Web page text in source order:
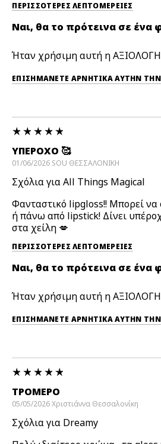
ΠΕΡΙΣΣΌΤΕΡΕΣ ΛΕΠΤΟΜΈΡΕΙΕΣ
Ναι, θα το πρότεινα σε ένα
Ήταν χρήσιμη αυτή η
ΕΠΙΣΗΜΆΝΕΤΕ
ΥΠΈΡΟΧΟ 🥰
01/06/2026 SOU ΘΕΣΣΑΛΟΝΙΚΗ
Σχόλια για All Things Magical
Φανταστικό lipgloss!! Μπορεί να
ή πάνω από lipstick! Δίνει
στα χείλη 💋
ΠΕΡΙΣΣΌΤΕΡΕΣ ΛΕΠΤΟΜΈΡΕΙΕΣ
Ναι, θα το πρότεινα σε ένα
Ήταν χρήσιμη αυτή η
ΕΠΙΣΗΜΆΝΕΤΕ
ΤΡΟΜΕΡΌ
05/05/2026Χριστιάννα Θεσσαλονίκη
Σχόλια για Dreamy